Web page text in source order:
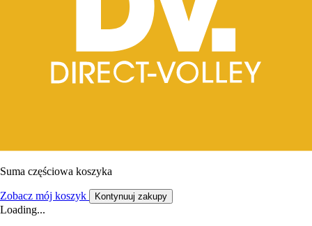
Suma częściowa koszyka
Zobacz mój koszyk Kontynuuj zakupy
Loading...